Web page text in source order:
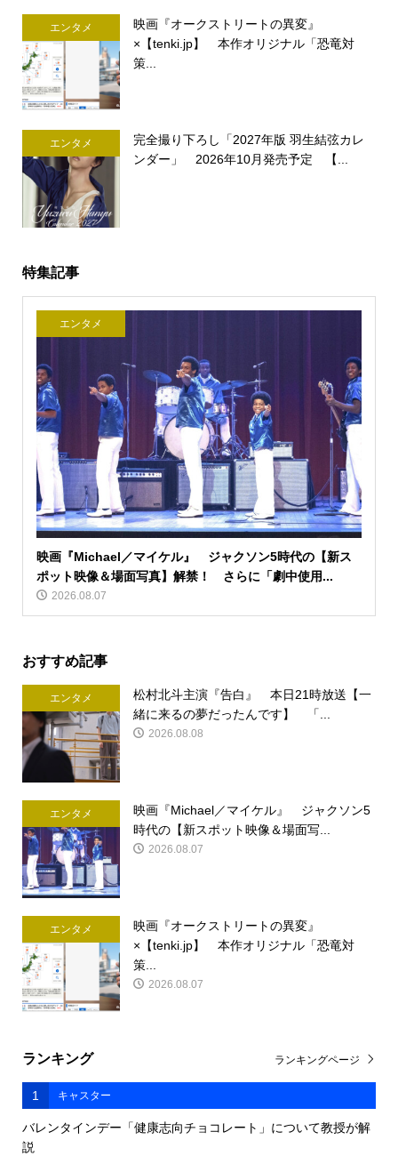
エンタメ
映画『オークストリートの異変』
×【tenki.jp】 本作オリジナル「恐竜対
策...
エンタメ
完全撮り下ろし「2027年版 羽生結弦カレ
ンダー」 2026年10月発売予定 【...
特集記事
エンタメ
映画『Michael／マイケル』 ジャクソン5時代の【新ス
ポット映像＆場面写真】解禁！ さらに「劇中使用...
2026.08.07
おすすめ記事
エンタメ
松村北斗主演『告白』 本日21時放送【一
緒に来るの夢だったんです】 「...
2026.08.08
エンタメ
映画『Michael／マイケル』 ジャクソン5
時代の【新スポット映像＆場面写...
2026.08.07
エンタメ
映画『オークストリートの異変』
×【tenki.jp】 本作オリジナル「恐竜対
策...
2026.08.07
ランキング
1 キャスター
バレンタインデー「健康志向チョコレート」について教授が解
説
ランキングページ